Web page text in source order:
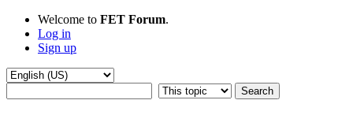
Welcome to FET Forum.
Log in
Sign up